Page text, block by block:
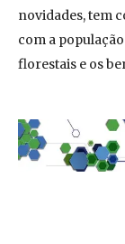
novidades, tem
com a
florestais e os